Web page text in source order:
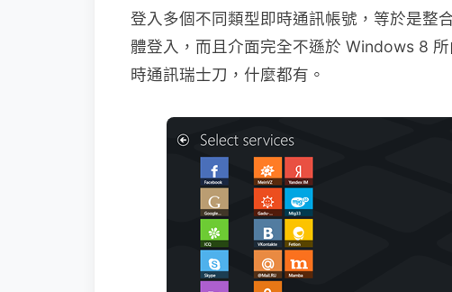
登入多個不同類型即時通訊帳號，等於是整
體登入，而且介面完全不遜於 Windows 8
時通訊瑞士刀，什麼都有。